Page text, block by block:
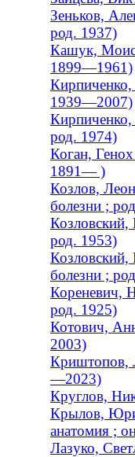
Зеньков,
род. 1937)
Кашук,
1899—1961)
Кирпиченко,
1939—2007)
Кирпиченко,
род. 1974)
Коган,
1891— )
Козлов,
болезни ;
род. 1953)
Козловский,
болезни ;
Кореневич,
род. 1925)
Котович,
2003)
Криштопов,
—2023)
Круглов,
Крылов,
анатомия ;
Лазуко,